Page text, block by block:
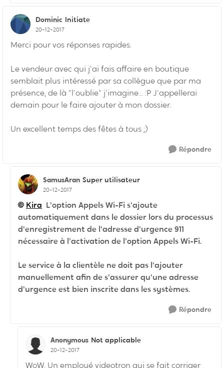
Dominic Initiate
20-12-2017
Merci pour vos réponses rapides.
Le vendeur avec qui j'ai fais affaire en boutique
semblait plus intéressé par sa collègue que par ma
présence, de là "l'oublie" j'imagine... :P J'appellerai
demain pour le faire ajouter à mon dossier.
Un excellent temps des fêtes à tous ;)
Répondre
SamusAran Super utilisateur
20-12-2017
Kira L'option Appels Wi-Fi s'ajoute
automatiquement dans le dossier lors du processus
d'enregistrement de l'adresse d'urgence 911
nécessaire à l'activation de l'option Appels Wi-Fi.
Le service à la clientèle ne doit pas l'ajouter
manuellement afin de s'assurer qu'une adresse
d'urgence est bien inscrite dans les systèmes.
Répondre
Anonymous Not applicable
20-12-2017
WoW. Un employé videotron qui se fait corriger